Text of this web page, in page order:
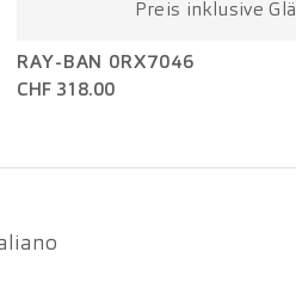
Preis inklusive
RAY-BAN 0RX7046
CHF 318.00